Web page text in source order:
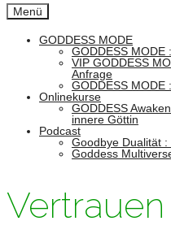
Menü
GODDESS MODE
GODDESS MODE
VIP GODDESS
Anfrage
GODDESS MODE
Onlinekurse
GODDESS
innere Göttin
Podcast
Goodbye Dualität :
Goddess